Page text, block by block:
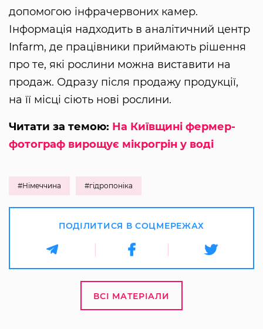
допомогою інфрачервоних камер.
Інформація надходить в аналітичний центр
Infarm, де працівники приймають рішення
про те, які рослини можна виставити на
продаж. Одразу після продажу продукції,
на її місці сіють нові рослини.
Читати за темою: На Київщині фермер-
фотограф вирощує мікрогрін у воді
#Німеччина #гідропоніка
ПОДІЛИТИСЯ В СОЦМЕРЕЖАХ
ВСІ МАТЕРІАЛИ